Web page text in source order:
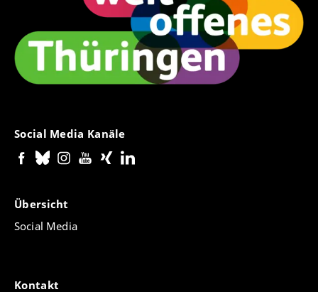
Social Media Kanäle
Übersicht
Social Media
Kontakt